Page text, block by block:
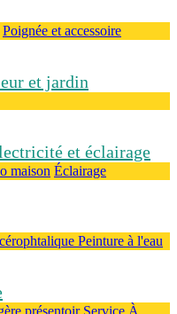
Poignée et accessoire
et jardin
et éclairage
maison Éclairage
Peinture à l'eau
présentoir Service À